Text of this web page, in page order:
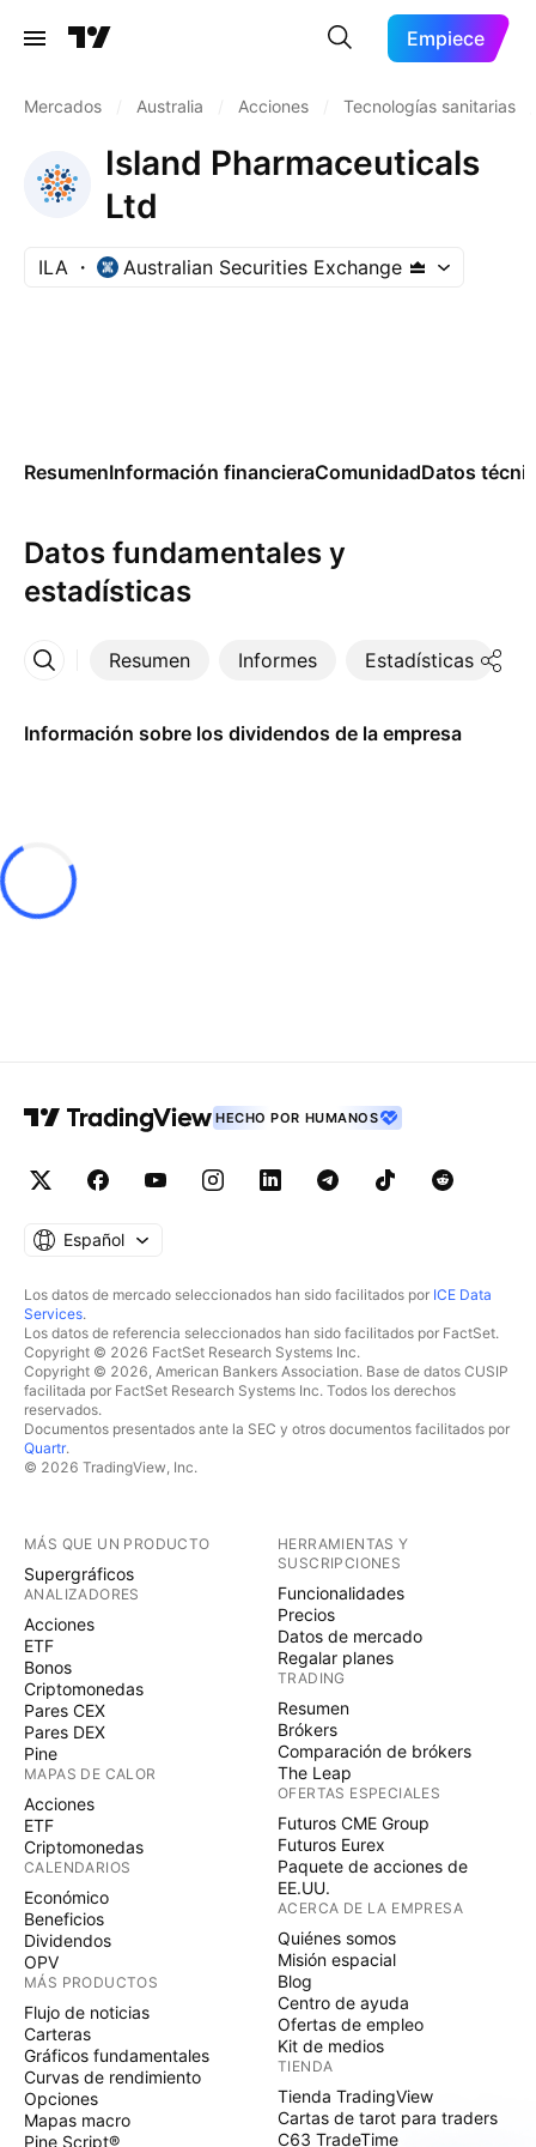
Empiece
Mercados Australia Acciones Tecnologías sanitarias
Island Pharmaceuticals
Ltd
ILA Australian Securities Exchange
ResumenInformación financieraComunidadDatos
Datos fundamentales y
estadísticas
Resumen Informes Estadísticas
Más
Información sobre los dividendos de la empresa
HECHO POR HUMANOS
Español
Los datos de mercado seleccionados han sido facilitados por ICE Data
Services.
Los datos de referencia seleccionados han sido facilitados por FactSet.
Copyright © 2026 FactSet Research Systems Inc.
Copyright © 2026, American Bankers Association. Base de datos CUSIP
facilitada por FactSet Research Systems Inc. Todos los derechos
reservados.
Documentos presentados ante la SEC y otros documentos facilitados por
Quartr.
© 2026 TradingView, Inc.
MÁS QUE UN PRODUCTO
Supergráficos
ANALIZADORES
Acciones
ETF
Bonos
Criptomonedas
Pares CEX
Pares DEX
Pine
MAPAS DE CALOR
Acciones
ETF
Criptomonedas
CALENDARIOS
Económico
Beneficios
Dividendos
OPV
MÁS PRODUCTOS
Flujo de noticias
Carteras
Gráficos fundamentales
Curvas de rendimiento
Opciones
Mapas macro
Pine Script®
HERRAMIENTAS Y
SUSCRIPCIONES
Funcionalidades
Precios
Datos de mercado
Regalar planes
TRADING
Resumen
Brókers
Comparación de brókers
The Leap
OFERTAS ESPECIALES
Futuros CME Group
Futuros Eurex
Paquete de acciones de
EE.UU.
ACERCA DE LA EMPRESA
Quiénes somos
Misión espacial
Blog
Centro de ayuda
Ofertas de empleo
Kit de medios
TIENDA
Tienda TradingView
Cartas de tarot para traders
C63 TradeTime